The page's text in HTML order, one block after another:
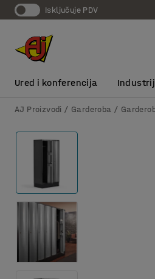
Isključuje PDV
Ured i konferencija
AJ Proizvodi Garderoba